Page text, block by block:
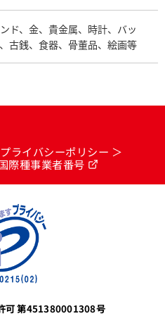
ド、金、貴金属、時計、バッ
古銭、食器、骨董品、絵画等
プライバシーポリシー
際種事業者番号
可 第451380001308号